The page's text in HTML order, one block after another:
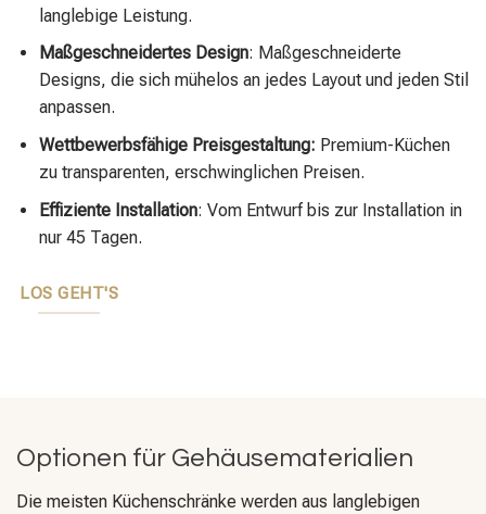
langlebige Leistung.
Maßgeschneidertes Design: Maßgeschneiderte
Designs, die sich mühelos an jedes Layout und jeden Stil
anpassen.
Wettbewerbsfähige Preisgestaltung: Premium-Küchen
zu transparenten, erschwinglichen Preisen.
Effiziente Installation: Vom Entwurf bis zur Installation in
nur 45 Tagen.
LOS GEHT'S
Optionen für Gehäusematerialien
Die meisten Küchenschränke werden aus langlebigen